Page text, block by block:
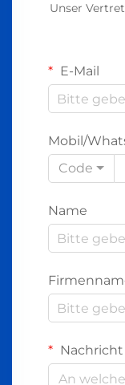
Unser
E-Mail
Mobil/
Code
Name
Nachricht